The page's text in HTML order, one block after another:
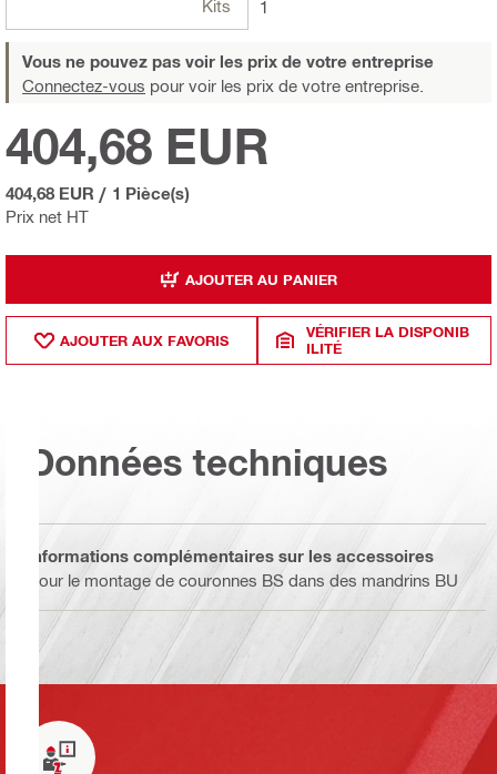
Kits 1
Vous ne pouvez pas voir les prix de votre entreprise
Connectez-vous pour voir les prix de votre entreprise.
Prix net HT
404,68 EUR
404,68 EUR / 1 Pièce(s)
AJOUTER AU PANIER
AJOUTER AUX FAVORIS
VÉRIFIER LA DISPONIB
ILITÉ
Données techniques
Informations complémentaires sur les accessoires
Pour le montage de couronnes BS dans des mandrins BU